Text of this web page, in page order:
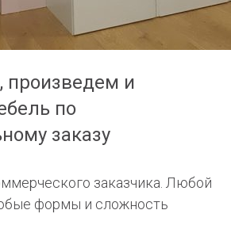
произведем и
по
заказу
заказчика. Любой
формы и сложность